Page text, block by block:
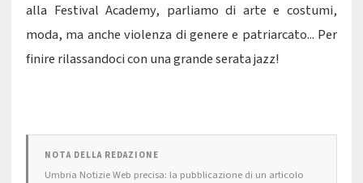
alla Festival Academy, parliamo di arte e costumi,
moda, ma anche violenza di genere e patriarcato... Per
finire rilassandoci con una grande serata jazz!
NOTA DELLA REDAZIONE
Umbria Notizie Web precisa: la pubblicazione di un articolo